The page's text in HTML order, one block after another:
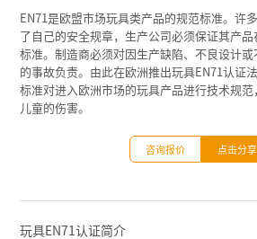
EN71是欧盟市场玩具类产品的规范标准。许
了自己的安全规章，生产公司必须保证其产
标准。制造商必须对因生产缺陷、不良设计
的事故负责。由此在欧洲推出玩具EN71认证
标准对进入欧洲市场的玩具产品进行技术规
儿童的伤害。
咨询报价 点击分享
玩具EN71认证简介